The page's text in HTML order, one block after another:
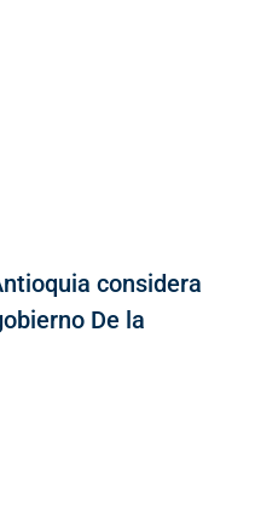
considera
De la